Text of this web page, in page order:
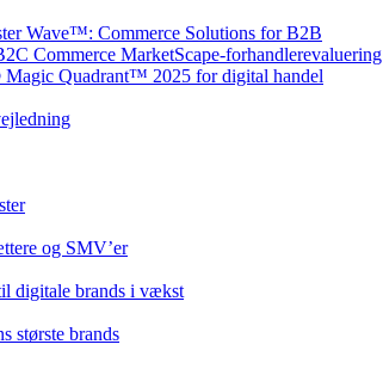
Wave™: Commerce Solutions for B2B
Commerce MarketScape-forhandlerevaluering
Magic Quadrant™ 2025 for digital handel
og SMV’er
digitale brands i vækst
største brands